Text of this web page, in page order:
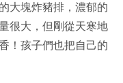
大塊炸豬排，濃郁的
很大，但剛從天寒地
！孩子們也把自己的